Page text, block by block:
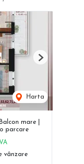
Harta
Next
mare |
parcare
vânzare